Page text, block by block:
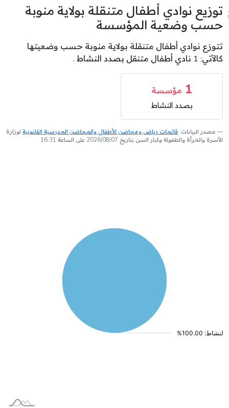
توزيع نوادي أطفال متنقلة بولاية منوبة
حسب وضعية المؤسسة
تتوزع نوادي أطفال متنقلة بولاية منوبة حسب وضعيتها
كالآتي: 1 نادي أطفال متنقل بصدد النشاط .
1 مؤسسة
بصدد النشاط
مصدر البيانات: قائمات رياض ومحاضن الأطفال والمحاضن المدرسية القانونية لوزارة
الأسرة والمرأة والطفولة وكبار السن بتاريخ 2026/08/07 على الساعة 16:31